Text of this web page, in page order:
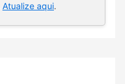
Atualize aqui.